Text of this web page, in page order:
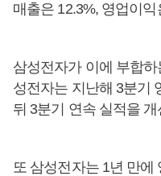
매출은 12.3%, 영업이
삼성전자가 이에 부합
성전자는 지난해 3분기
뒤 3분기 연속 실적을
또 삼성전자는 1년 만에